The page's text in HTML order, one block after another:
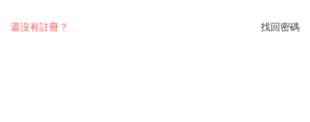
找回密碼
還沒有註冊？